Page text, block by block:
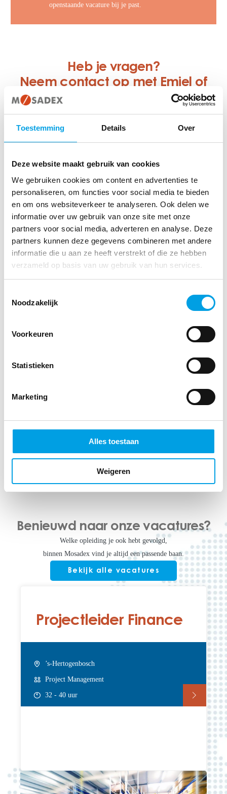
Toestemming Details Over
Deze website maakt gebruik van cookies
We gebruiken cookies om content en advertenties te
personaliseren, om functies voor social media te bieden
en om ons websiteverkeer te analyseren. Ook delen we
informatie over uw gebruik van onze site met onze
partners voor social media, adverteren en analyse. Deze
partners kunnen deze gegevens combineren met andere
informatie die u aan ze heeft verstrekt of die ze hebben
verzameld op basis van uw gebruik van hun services.
Noodzakelijk
Voorkeuren
Statistieken
Marketing
Alles toestaan
Weigeren
openstaande vacature bij je past.
Heb je vragen?
Neem contact op met Emiel of
Emiel Mulder
Business partner recruitment
+31 (0)6 115 919 06
Luuk Kempers
luuk.kempers@mosadex.nl
Benieuwd naar onze vacatures?
Welke opleiding je ook hebt gevolgd,
binnen Mosadex vind je altijd een passende baan.
Bekijk alle vacatures
Projectleider Finance
’s-Hertogenbosch
Project Management
32 - 40 uur